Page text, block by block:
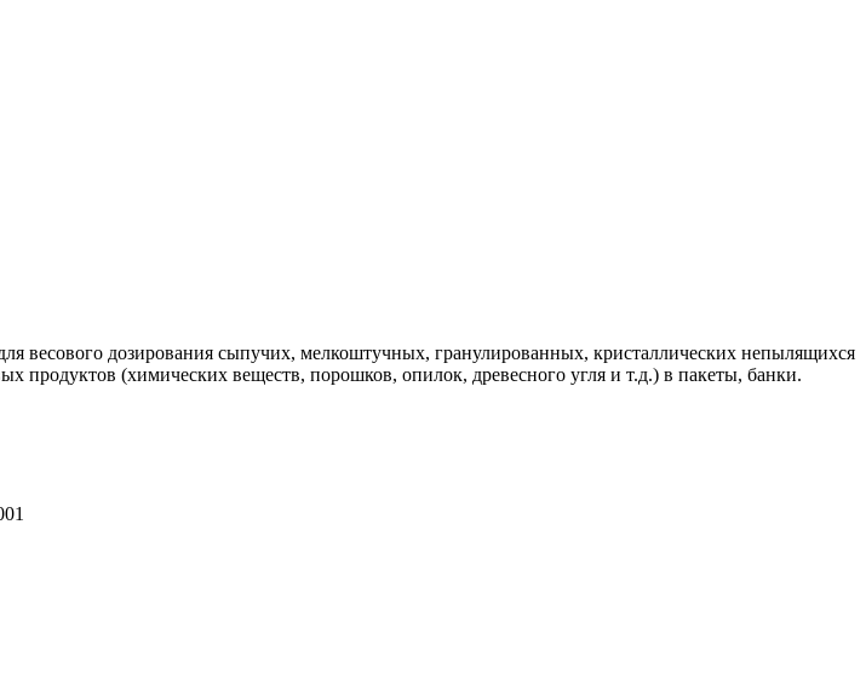
весового дозирования сыпучих, мелкоштучных, гранулированных, кристаллических непылящихся
(химических веществ, порошков, опилок, древесного угля и т.д.) в пакеты, банки.